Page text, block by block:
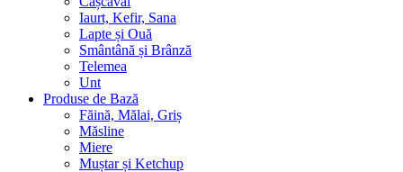
Iaurt, Kefir, Sana
Lapte și Ouă
Smântână și Brânză
Telemea
Unt
Produse de Bază
Făină, Mălai, Griș
Măsline
Miere
Muștar și Ketchup